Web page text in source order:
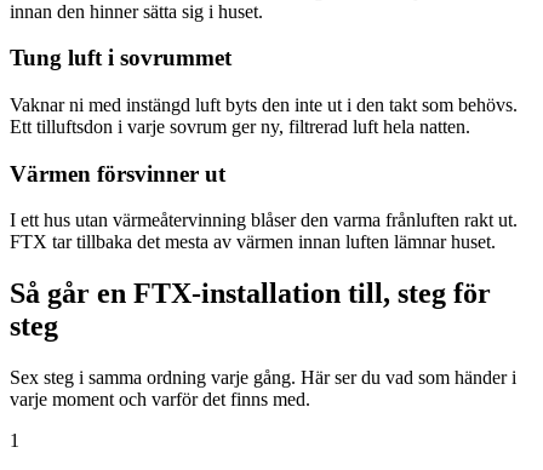
innan den hinner sätta sig i huset.
Tung luft i sovrummet
Vaknar ni med instängd luft byts den inte ut i den takt som behövs.
Ett tilluftsdon i varje sovrum ger ny, filtrerad luft hela natten.
Värmen försvinner ut
I ett hus utan värmeåtervinning blåser den varma frånluften rakt ut.
FTX tar tillbaka det mesta av värmen innan luften lämnar huset.
Så går en FTX-installation till, steg för
steg
Sex steg i samma ordning varje gång. Här ser du vad som händer i
varje moment och varför det finns med.
1